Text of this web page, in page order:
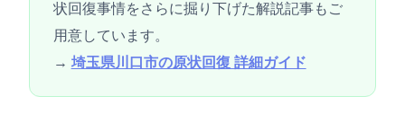
状回復事情をさらに掘り下げた解説記事もご
用意しています。
→ 埼玉県川口市の原状回復 詳細ガイド